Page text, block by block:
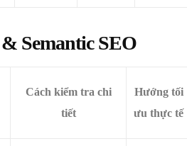
Semantic SEO
Cách kiểm tra chi
tiết
Hướng tối
ưu thực tế